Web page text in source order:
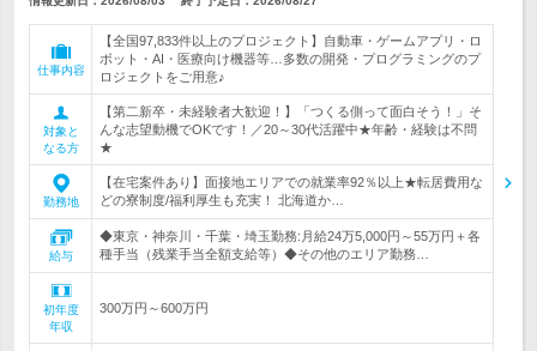
仕事内容
【全国97,833件以上のプロジェクト】自動車・ゲームアプリ・ロ
ボット・AI・医療向け機器等…多数の開発・プログラミングのプ
ロジェクトをご用意♪
対象と
なる方
【第二新卒・未経験者大歓迎！】「つくる側って面白そう！」そ
んな志望動機でOKです！／20～30代活躍中★年齢・経験は不問
★
勤務地
【在宅案件あり】面接地エリアでの就業率92％以上★転居費用な
どの寮制度/福利厚生も充実！ 北海道か…
給与
◆東京・神奈川・千葉・埼玉勤務:月給24万5,000円～55万円＋各
種手当（残業手当全額支給等）◆その他のエリア勤務…
初年度
年収
300万円～600万円